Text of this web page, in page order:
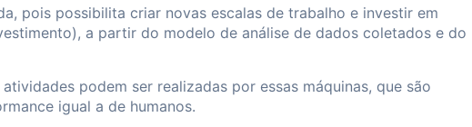
pois possibilita criar novas escalas de trabalho e investir em
a partir do modelo de análise de dados coletados e do
podem ser realizadas por essas máquinas, que são
igual a de humanos.